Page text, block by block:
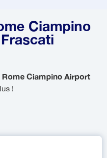
Ciampino
Ciampino Airport
!